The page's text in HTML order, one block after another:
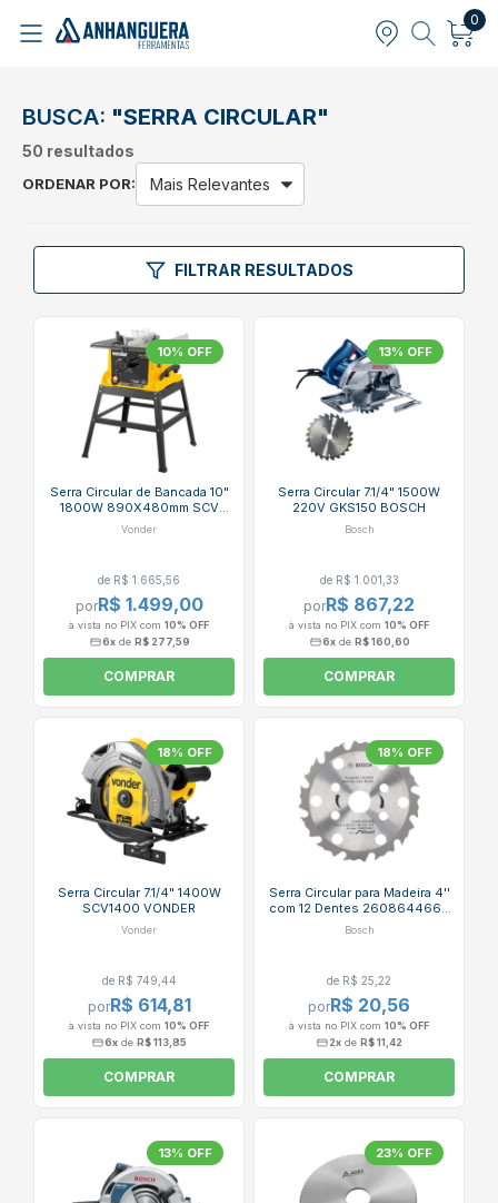
0
BUSCA: "SERRA CIRCULAR"
50 resultados
ORDENAR POR:
FILTRAR RESULTADOS
10% OFF
Serra Circular de Bancada 10"
1800W 890X480mm SCV
1800 VONDER
Vonder
de R$ 1.665,56
porR$ 1.499,00
à vista no PIX com 10% OFF
6xde R$ 277,59
COMPRAR
13% OFF
Serra Circular 7.1/4" 1500W
220V GKS150 BOSCH
Bosch
de R$ 1.001,33
porR$ 867,22
à vista no PIX com 10% OFF
6xde R$ 160,60
COMPRAR
18% OFF
Serra Circular 7.1/4" 1400W
SCV1400 VONDER
Vonder
de R$ 749,44
porR$ 614,81
à vista no PIX com 10% OFF
6x de R$ 113,85
COMPRAR
18% OFF
Serra Circular para Madeira 4''
com 12 Dentes 2608644669
BOSCH
Bosch
de R$ 25,22
porR$ 20,56
à vista no PIX com 10% OFF
2x de R$ 11,42
COMPRAR
13% OFF 23% OFF